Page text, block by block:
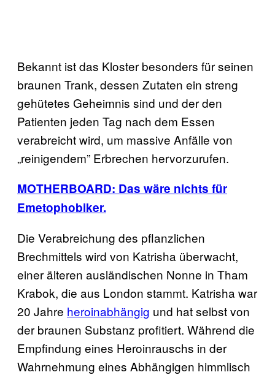
Bekannt ist das Kloster besonders für seinen
braunen Trank, dessen Zutaten ein streng
gehütetes Geheimnis sind und der den
Patienten jeden Tag nach dem Essen
verabreicht wird, um massive Anfälle von
„reinigendem” Erbrechen hervorzurufen.
MOTHERBOARD: Das wäre nichts für
Emetophobiker.
Die Verabreichung des pflanzlichen
Brechmittels wird von Katrisha überwacht,
einer älteren ausländischen Nonne in Tham
Krabok, die aus London stammt. Katrisha war
20 Jahre heroinabhängig und hat selbst von
der braunen Substanz profitiert. Während die
Empfindung eines Heroinrauschs in der
Wahrnehmung eines Abhängigen himmlisch